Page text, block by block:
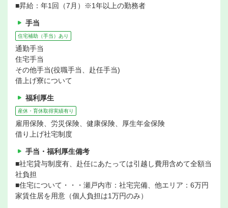
■昇給：年1回（7月）※1年以上の勤務者
手当
住宅補助（手当）あり
通勤手当
住宅手当
その他手当(役職手当、赴任手当)
借上げ寮について
福利厚生
産休・育休取得実績有り
雇用保険、労災保険、健康保険、厚生年金保険
借り上げ社宅制度
手当・福利厚生備考
■社宅貸与制度有、赴任にあたっては引越し費用含めて全額当
社負担
■住宅について・・・瀬戸内市：社宅完備、他エリア：6万円
家賃住居を用意（個人負担は1万円のみ）